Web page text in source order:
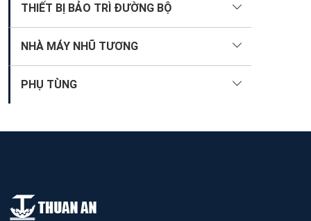
THIẾT BỊ BẢO TRÌ ĐƯỜNG BỘ
NHÀ MÁY NHŨ TƯƠNG
PHỤ TÙNG